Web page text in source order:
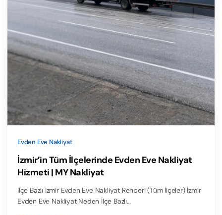
Evden Eve Nakliyat
İzmir’in Tüm İlçelerinde Evden Eve Nakliyat
Hizmeti | MY Nakliyat
İlçe Bazlı İzmir Evden Eve Nakliyat Rehberi (Tüm İlçeler) İzmir
Evden Eve Nakliyat Neden İlçe Bazlı…